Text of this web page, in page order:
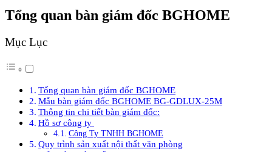
Tổng quan bàn giám đốc BGHOME
Mục Lục
Tổng quan bàn giám đốc BGHOME
Mẫu bàn giám đốc BGHOME BG-GDLUX-25M
Thông tin chi tiết bàn giám đốc:
Hồ sơ công ty
Công Ty TNHH BGHOME
Quy trình sản xuất nội thất văn phòng